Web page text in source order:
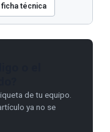
técnica
de tu equipo.
ya no se